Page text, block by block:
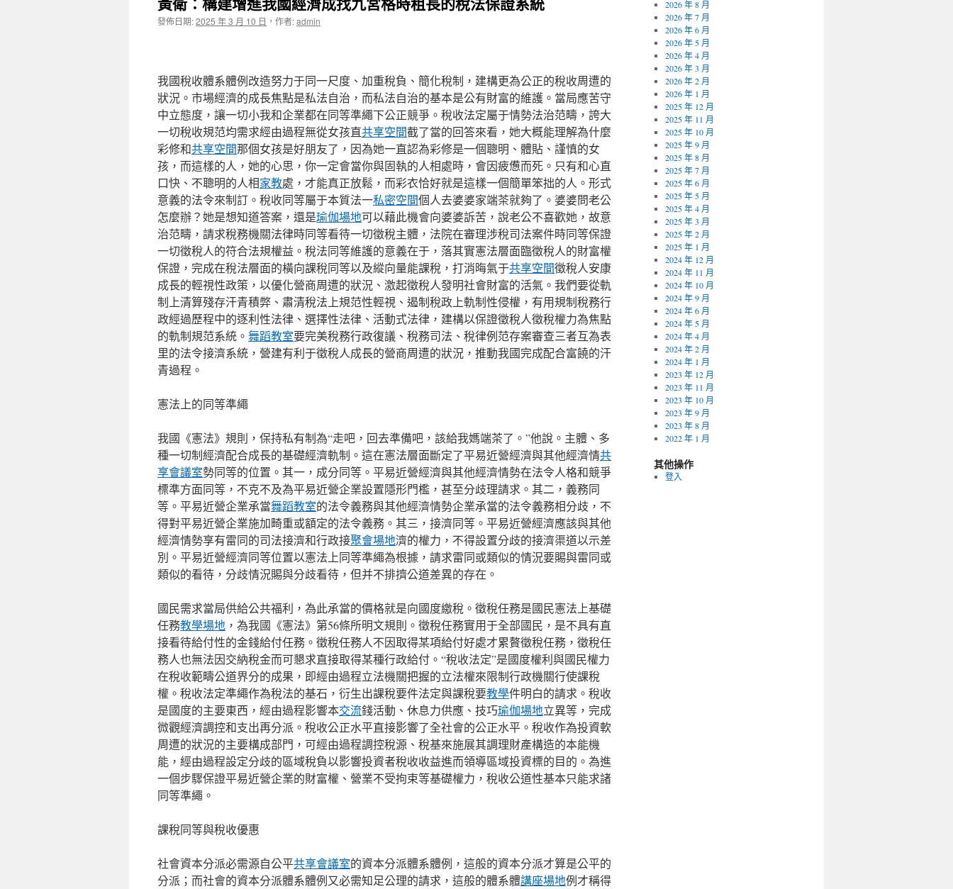
發佈日期:2025 年 3 月 10 日 ， 作者:admin
我國稅收體系體例改造努力于同一尺度、加重稅負、簡化稅制，建構更為公正的稅收周遭的
狀況。市場經濟的成長焦點是私法自治，而私法自治的基本是公有財富的維護。當局應苦守
中立態度，讓一切小我和企業都在同等準繩下公正競爭。稅收法定屬于情勢法治范疇，誇大
一切稅收規范均需求經由過程無從女孩直共享空間截了當的回答來看，她大概能理解為什麼
彩修和共享空間那個女孩是好朋友了，因為她一直認為彩修是一個聰明、體貼、謹慎的女
孩，而這樣的人，她的心思，你一定會當你與固執的人相處時，會因疲憊而死。只有和心直
口快、不聰明的人相家教處，才能真正放鬆，而彩衣恰好就是這樣一個簡單笨拙的人。形式
意義的法令來制訂。稅收同等屬于本質法一私密空間個人去婆婆家端茶就夠了。婆婆問老公
怎麼辦？她是想知道答案，還是瑜伽場地可以藉此機會向婆婆訴苦，說老公不喜歡她，故意
治范疇，請求稅務機關法律時同等看待一切徵稅主體，法院在審理涉稅司法案件時同等保證
一切徵稅人的符合法規權益。稅法同等維護的意義在于，落其實憲法層面臨徵稅人的財富權
保證，完成在稅法層面的橫向課稅同等以及縱向量能課稅，打消晦氣于共享空間徵稅人安康
成長的輕視性政策，以優化營商周遭的狀況、激起徵稅人發明社會財富的活氣。我們要從軌
制上清算殘存汗青積弊、肅清稅法上規范性輕視、遏制稅政上軌制性侵權，有用規制稅務行
政經過歷程中的逐利性法律、選擇性法律、活動式法律，建構以保證徵稅人徵稅權力為焦點
的軌制規范系統。 舞蹈教室要完美稅務行政復議、稅務司法、稅律例范存案審查三者互為表
里的法令接濟系統，營建有利于徵稅人成長的營商周遭的狀況，推動我國完成配合富饒的汗
青過程。
憲法上的同等準繩
我國《憲法》規則，保持私有制為“走吧，回去準備吧，該給我媽端茶了。”他說。主體、多
種一切制經濟配合成長的基礎經濟軌制。這在憲法層面斷定了平易近營經濟與其他經濟情共
享會議室勢同等的位置。其一，成分同等。平易近營經濟與其他經濟情勢在法令人格和競爭
標準方面同等，不克不及為平易近營企業設置隱形門檻，甚至分歧理請求。其二，義務同
等。平易近營企業承當舞蹈教室的法令義務與其他經濟情勢企業承當的法令義務相分歧，不
得對平易近營企業施加畸重或額定的法令義務。其三，接濟同等。平易近營經濟應該與其他
經濟情勢享有雷同的司法接濟和行政接聚會場地濟的權力，不得設置分歧的接濟渠道以示差
別。平易近營經濟同等位置以憲法上同等準繩為根據，請求雷同或類似的情況要賜與雷同或
類似的看待，分歧情況賜與分歧看待，但并不排擠公道差異的存在。
國民需求當局供給公共福利，為此承當的價格就是向國度繳稅。徵稅任務是國民憲法上基礎
任務教學場地 ，為我國《憲法》第56條所明文規則。徵稅任務實用于全部國民，是不具有直
接看待給付性的金錢給付任務。徵稅任務人不因取得某項給付好處才累贅徵稅任務，徵稅任
務人也無法因交納稅金而可懇求直接取得某種行政給付。“稅收法定”是國度權利與國民權力
在稅收範疇公道界分的成果，即經由過程立法機關把握的立法權來限制行政機關行使課稅
權。稅收法定準繩作為稅法的基石，衍生出課稅要件法定與課稅要教學件明白的請求。稅收
是國度的主要東西，經由過程影響本交流錢活動、休息力供應、技巧瑜伽場地立異等，完成
微觀經濟調控和支出再分派。稅收公正水平直接影響了全社會的公正水平。稅收作為投資軟
周遭的狀況的主要構成部門，可經由過程調控稅源、稅基來施展其調理財產構造的本能機
能，經由過程設定分歧的區域稅負以影響投資者稅收收益進而領導區域投資標的目的。為進
一個步驟保證平易近營企業的財富權、營業不受拘束等基礎權力，稅收公道性基本只能求諸
同等準繩。
課稅同等與稅收優惠
社會資本分派必需源自公平共享會議室的資本分派體系體例，這般的資本分派才算是公平的
分派；而社會的資本分派體系體例又必需知足公理的請求，這般的體系體講座場地例才稱得
2026 年 8 月
2026 年 7 月
2026 年 6 月
2026 年 5 月
2026 年 4 月
2026 年 3 月
2026 年 2 月
2026 年 1 月
2025 年 12 月
2025 年 11 月
2025 年 10 月
2025 年 9 月
2025 年 8 月
2025 年 7 月
2025 年 6 月
2025 年 5 月
2025 年 4 月
2025 年 3 月
2025 年 2 月
2025 年 1 月
2024 年 12 月
2024 年 11 月
2024 年 10 月
2024 年 9 月
2024 年 6 月
2024 年 5 月
2024 年 4 月
2024 年 2 月
2024 年 1 月
2023 年 12 月
2023 年 11 月
2023 年 10 月
2023 年 9 月
2023 年 8 月
2022 年 1 月
其他操作
登入